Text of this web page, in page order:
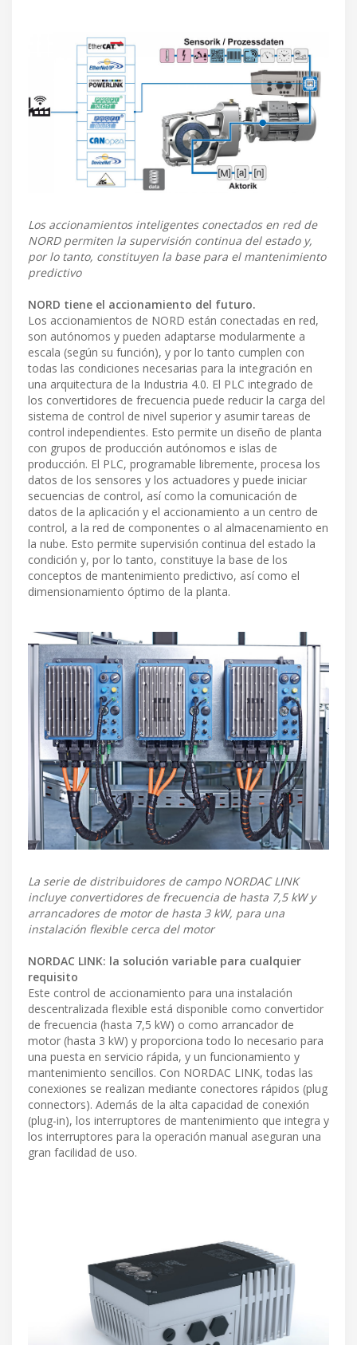
Los accionamientos inteligentes conectados en red de
NORD permiten la supervisión continua del estado y,
por lo tanto, constituyen la base para el mantenimiento
predictivo
NORD tiene el accionamiento del futuro.
Los accionamientos de NORD están conectadas en red,
son autónomos y pueden adaptarse modularmente a
escala (según su función), y por lo tanto cumplen con
todas las condiciones necesarias para la integración en
una arquitectura de la Industria 4.0. El PLC integrado de
los convertidores de frecuencia puede reducir la carga del
sistema de control de nivel superior y asumir tareas de
control independientes. Esto permite un diseño de planta
con grupos de producción autónomos e islas de
producción. El PLC, programable libremente, procesa los
datos de los sensores y los actuadores y puede iniciar
secuencias de control, así como la comunicación de
datos de la aplicación y el accionamiento a un centro de
control, a la red de componentes o al almacenamiento en
la nube. Esto permite supervisión continua del estado la
condición y, por lo tanto, constituye la base de los
conceptos de mantenimiento predictivo, así como el
dimensionamiento óptimo de la planta.
La serie de distribuidores de campo NORDAC LINK
incluye convertidores de frecuencia de hasta 7,5 kW y
arrancadores de motor de hasta 3 kW, para una
instalación flexible cerca del motor
NORDAC LINK: la solución variable para cualquier
requisito
Este control de accionamiento para una instalación
descentralizada flexible está disponible como convertidor
de frecuencia (hasta 7,5 kW) o como arrancador de
motor (hasta 3 kW) y proporciona todo lo necesario para
una puesta en servicio rápida, y un funcionamiento y
mantenimiento sencillos. Con NORDAC LINK, todas las
conexiones se realizan mediante conectores rápidos (plug
connectors). Además de la alta capacidad de conexión
(plug-in), los interruptores de mantenimiento que integra y
los interruptores para la operación manual aseguran una
gran facilidad de uso.